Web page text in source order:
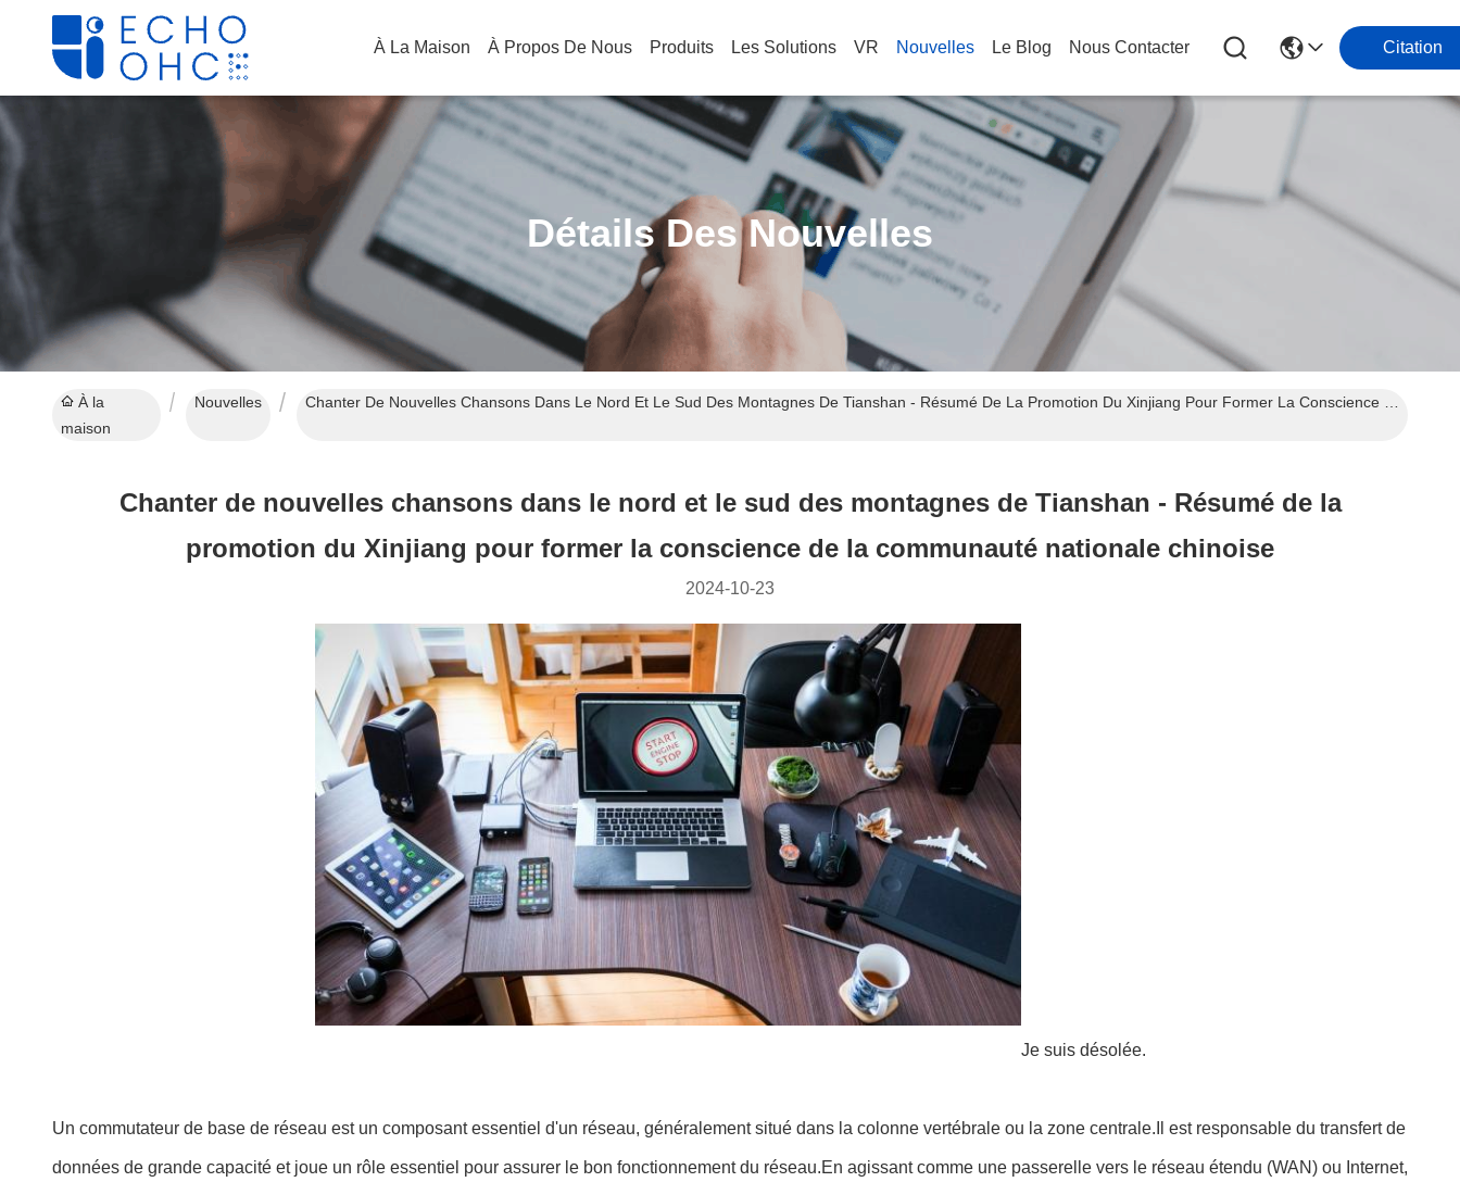
À La Maison À Propos De Nous Produits Les Solutions VR Nouvelles Le Blog Nous Contacter Citation
Détails Des Nouvelles
À la
maison
Nouvelles
Chanter de nouvelles chansons dans le nord et le sud des montagnes de Tianshan - Résumé de la
promotion du Xinjiang pour former la conscience de la communauté nationale chinoise
2024-10-23
Je suis désolée.
Un commutateur de base de réseau est un composant essentiel d'un réseau, généralement situé dans la colonne vertébrale ou la zone centrale.Il est responsable du transfert de
données de grande capacité et joue un rôle essentiel pour assurer le bon fonctionnement du réseau.En agissant comme une passerelle vers le réseau étendu (WAN) ou Internet,